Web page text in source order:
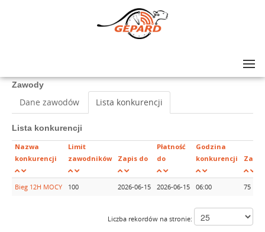
Zawody
Dane zawodów Lista konkurencji
Lista konkurencji
Nazwa
konkurencji
Limit
zawodników
Zapis do
Płatność
do
Godzina
konkurencji
Bieg 12H MOCY 100 2026-06-15 2026-06-15 06:00 75
Liczba rekordów na stronie: